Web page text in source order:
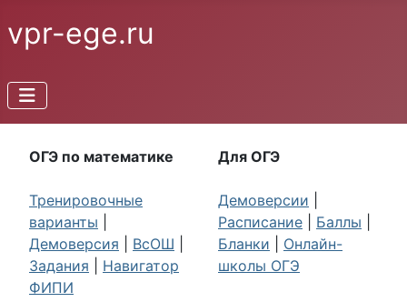
vpr-ege.ru
ОГЭ по математике
Тренировочные
варианты
Демоверсия
ВсОШ
Задания
Навигатор
ФИПИ
Для ОГЭ
Демоверсии
Расписание
Баллы
Бланки
Онлайн-
школы ОГЭ